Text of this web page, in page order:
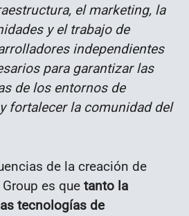
el marketing, la
y el trabajo de
independientes
para garantizar las
de los entornos de
fortalecer la comunidad del
de la creación de
es que tanto la
tecnologías de